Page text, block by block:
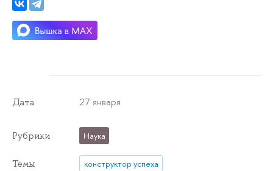
Дата 27 января
Рубрики Наука
Темы
конструктор успеха